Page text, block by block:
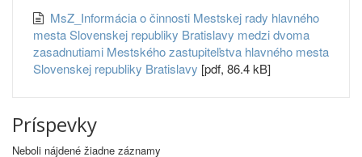
MsZ_Informácia o činnosti Mestskej rady hlavného
mesta Slovenskej republiky Bratislavy medzi dvoma
zasadnutiami Mestského zastupiteľstva hlavného mesta
Slovenskej republiky Bratislavy [pdf, 86.4 kB]
Príspevky
Neboli nájdené žiadne záznamy